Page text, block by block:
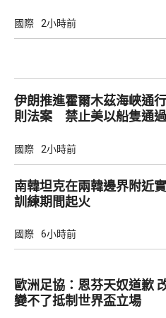
國際 2小時前
伊朗推進霍爾木茲海峽通
則法案 禁止美以船隻通過
國際 2小時前
南韓坦克在兩韓邊界附近
訓練期間起火
國際 6小時前
歐洲足協：恩芬天奴道歉
變不了抵制世界盃立場